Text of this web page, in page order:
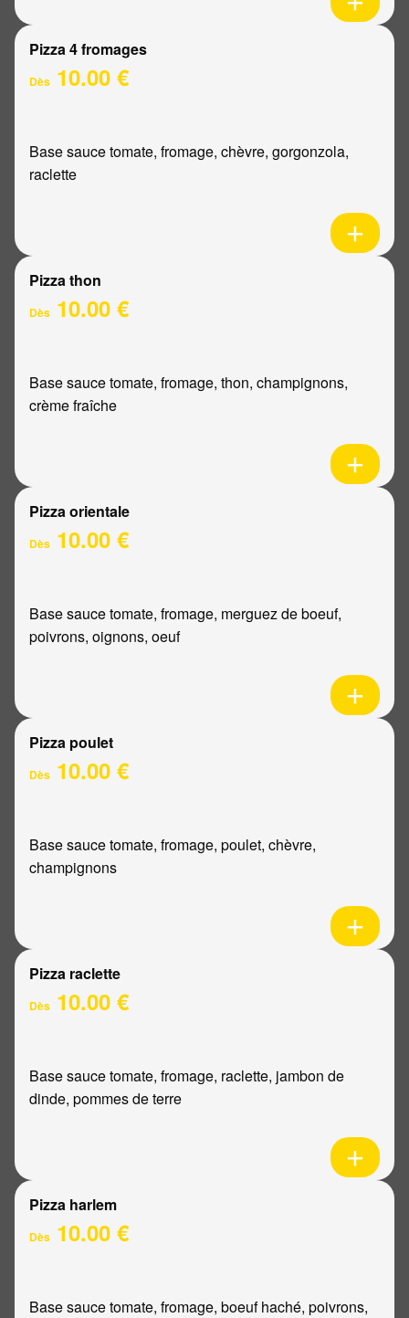
Pizza 4 fromages
Dès 10.00 €
Base sauce tomate, fromage, chèvre, gorgonzola,
raclette
Pizza thon
Dès 10.00 €
Base sauce tomate, fromage, thon, champignons,
crème fraîche
Pizza orientale
Dès 10.00 €
Base sauce tomate, fromage, merguez de boeuf,
poivrons, oignons, oeuf
Pizza poulet
Dès 10.00 €
Base sauce tomate, fromage, poulet, chèvre,
champignons
Pizza raclette
Dès 10.00 €
Base sauce tomate, fromage, raclette, jambon de
dinde, pommes de terre
Pizza harlem
Dès 10.00 €
Base sauce tomate, fromage, boeuf haché, poivrons,